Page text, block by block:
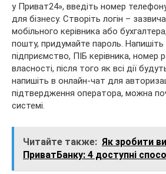
у Приват24», введіть номер
для бізнесу. Створіть логін –
мобільного керівника або
пошту, придумайте пароль. Напишіть
підприємство, ПІБ керівника, номер
власності, після того як всі дії
напишіть в онлайн-чат для
підтвердження оператора, можна
системі.
Читайте также: Як зробити
ПриватБанку: 4 доступні